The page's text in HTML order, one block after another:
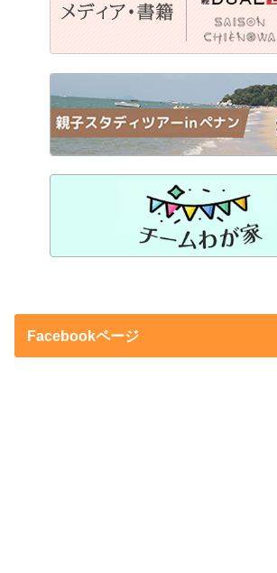
Facebookページ